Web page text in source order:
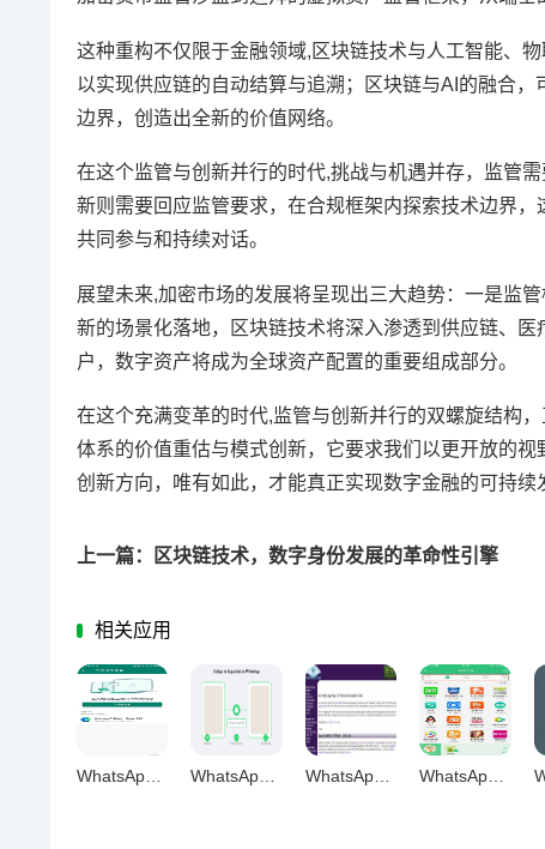
这种重构不仅限于金融领域,区块链技术与人工智能、
以实现供应链的自动结算与追溯；区块链与AI的融合
边界，创造出全新的价值网络。
在这个监管与创新并行的时代,挑战与机遇并存，监管
新则需要回应监管要求，在合规框架内探索技术边界
共同参与和持续对话。
展望未来,加密市场的发展将呈现出三大趋势：一是监
新的场景化落地，区块链技术将深入渗透到供应链、
户，数字资产将成为全球资产配置的重要组成部分。
在这个充满变革的时代,监管与创新并行的双螺旋结构
体系的价值重估与模式创新，它要求我们以更开放的
创新方向，唯有如此，才能真正实现数字金融的可持续
上一篇：区块链技术，数字身份发展的革命性引擎
相关应用
WhatsApp网页版，铸就国际通讯稳定可靠新标杆 WhatsApp网页版信息同步稳定安全终极解决方案